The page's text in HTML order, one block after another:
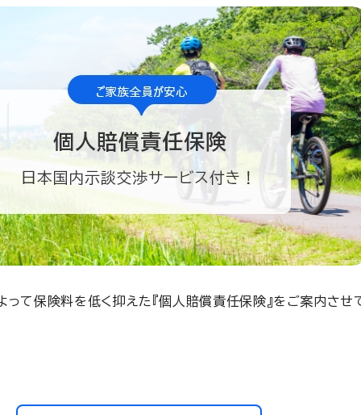
て保険料を低く抑えた『個人賠償責任保険』をご案内させ